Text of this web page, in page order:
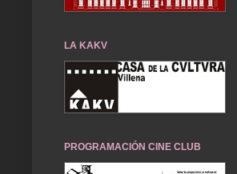
LA KAKV
PROGRAMACIÓN CINE CLUB